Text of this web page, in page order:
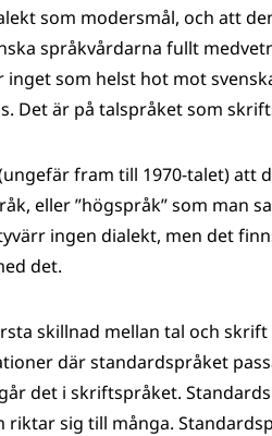
som modersmål, och att
språkvårdarna fullt
som helst hot mot
Det är på talspråket som
fram till 1970-talet) att
eller ”högspråk” som man
ingen dialekt, men det
det.
skillnad mellan tal och
där standardspråket
det i skriftspråket.
riktar sig till många.